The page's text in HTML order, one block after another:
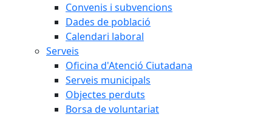
Convenis i subvencions
Dades de població
Calendari laboral
Serveis
Oficina d'Atenció Ciutadana
Serveis municipals
Objectes perduts
Borsa de voluntariat